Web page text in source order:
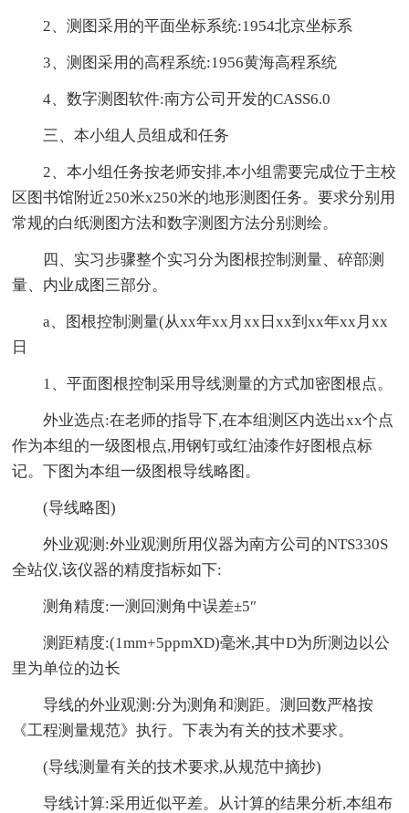
2、测图采用的平面坐标系统:1954北京坐标系
3、测图采用的高程系统:1956黄海高程系统
4、数字测图软件:南方公司开发的CASS6.0
三、本小组人员组成和任务
2、本小组任务按老师安排,本小组需要完成位于主校
区图书馆附近250米x250米的地形测图任务。要求分别用
常规的白纸测图方法和数字测图方法分别测绘。
四、实习步骤整个实习分为图根控制测量、碎部测
量、内业成图三部分。
a、图根控制测量(从xx年xx月xx日xx到xx年xx月xx
日
1、平面图根控制采用导线测量的方式加密图根点。
外业选点:在老师的指导下,在本组测区内选出xx个点
作为本组的一级图根点,用钢钉或红油漆作好图根点标
记。下图为本组一级图根导线略图。
(导线略图)
外业观测:外业观测所用仪器为南方公司的NTS330S
全站仪,该仪器的精度指标如下:
测角精度:一测回测角中误差±5″
测距精度:(1mm+5ppmXD)毫米,其中D为所测边以公
里为单位的边长
导线的外业观测:分为测角和测距。测回数严格按
《工程测量规范》执行。下表为有关的技术要求。
(导线测量有关的技术要求,从规范中摘抄)
导线计算:采用近似平差。从计算的结果分析,本组布